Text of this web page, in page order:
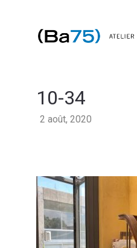
10-34
2 août, 2020